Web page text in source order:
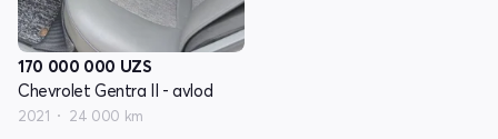
170 000 000 UZS
Chevrolet Gentra II - avlod
2021 24 000 km